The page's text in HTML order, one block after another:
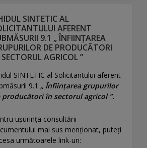
SINTETIC AL
AFERENT
9.1 „ ÎNFIINȚAREA
DE PRODUCĂTORI
AGRICOL ”
SINTETIC al Solicitantului aferent
9.1 „ Înființarea grupurilor
producători în sectorul agricol ”.
uşurinţa consultării
mai sus menţionat, puteţi
următoarele link-uri: